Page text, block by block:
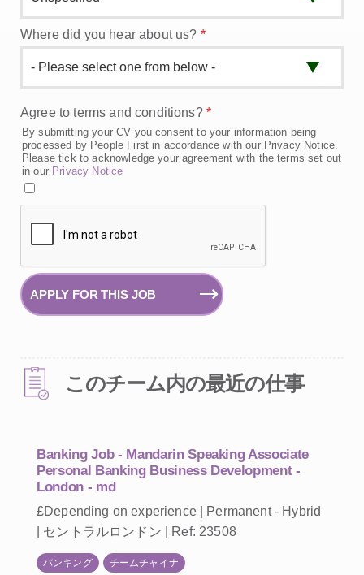
Where did you hear about us? *
Agree to terms and conditions? *
By submitting your CV you consent to your information being
processed by People First in accordance with our Privacy Notice.
Please tick to acknowledge your agreement with the terms set out
in our Privacy Notice
APPLY FOR THIS JOB
このチーム内の最近の仕事
Banking Job - Mandarin Speaking Associate
Personal Banking Business Development -
London - md
£Depending on experience | Permanent - Hybrid
| セントラルロンドン | Ref: 23508
バンキング チームチャイナ